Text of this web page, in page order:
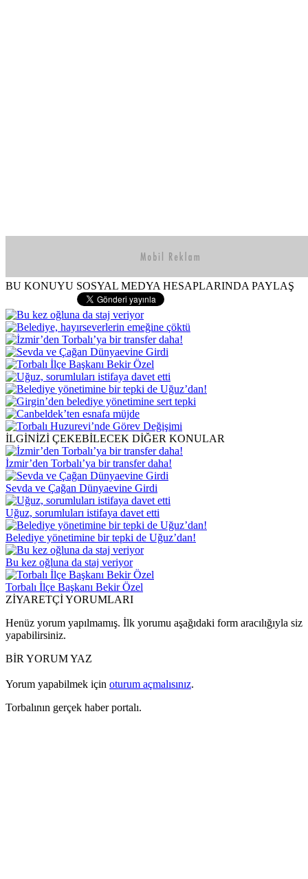
BU KONUYU SOSYAL MEDYA HESAPLARINDA PAYLAŞ
İLGİNİZİ ÇEKEBİLECEK DİĞER KONULAR
İzmir’den Torbalı’ya bir transfer daha!
Sevda ve Çağan Dünyaevine Girdi
Uğuz, sorumluları istifaya davet etti
Belediye yönetimine bir tepki de Uğuz’dan!
Bu kez oğluna da staj veriyor
Torbalı İlçe Başkanı Bekir Özel
ZİYARETÇİ YORUMLARI
Henüz yorum yapılmamış. İlk yorumu aşağıdaki form aracılığıyla siz
yapabilirsiniz.
BİR YORUM YAZ
Yorum yapabilmek için oturum açmalısınız.
Torbalının gerçek haber portalı.